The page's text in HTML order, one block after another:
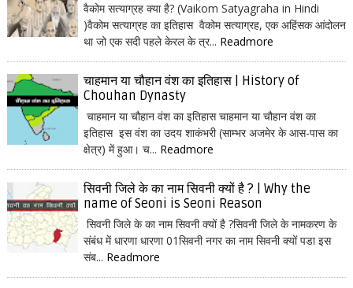
वैकोम सत्याग्रह क्या है? (Vaikom Satyagraha in Hindi
)वैकोम सत्याग्रह का इतिहास वैकोम सत्याग्रह, एक अहिंसक आंदोलन
था जो एक सदी पहले केरल के त्र... Readmore
चाहमान या चौहान वंश का इतिहास | History of
Chouhan Dynasty
चाहमान या चौहान वंश का इतिहास चाहमान या चौहान वंश का
इतिहास इस वंश का उदय शाकंभरी (साम्भर अजमेर के आस-पास का
क्षेत्र) में हुआ। च... Readmore
सिवनी जिले के का नाम सिवनी क्यों है ? | Why the
name of Seoni is Seoni Reason
सिवनी जिले के का नाम सिवनी क्यों है ?सिवनी जिले के नामकरण के
संबंध में धारणा धारणा 01सिवनी नगर का नाम सिवनी क्यों पडा इस
संब... Readmore